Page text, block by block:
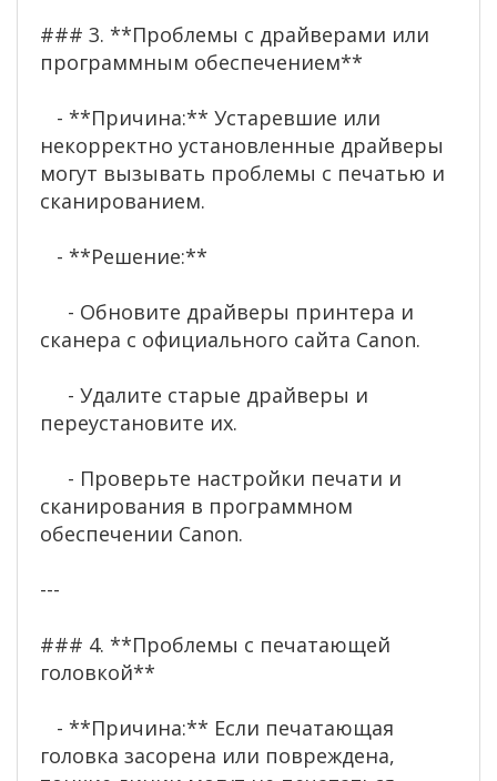
### 3. **Проблемы с драйверами или
программным обеспечением**
- **Причина:** Устаревшие или
некорректно установленные драйверы
могут вызывать проблемы с печатью и
сканированием.
- **Решение:**
- Обновите драйверы принтера и
сканера с официального сайта Canon.
- Удалите старые драйверы и
переустановите их.
- Проверьте настройки печати и
сканирования в программном
обеспечении Canon.
---
### 4. **Проблемы с печатающей
головкой**
- **Причина:** Если печатающая
головка засорена или повреждена,